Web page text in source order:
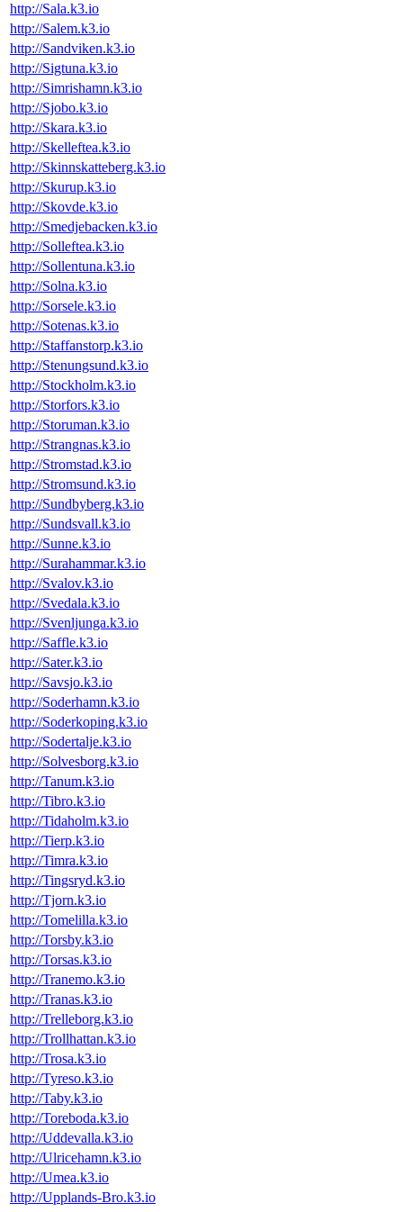
http://Sala.k3.io
http://Salem.k3.io
http://Sandviken.k3.io
http://Sigtuna.k3.io
http://Simrishamn.k3.io
http://Sjobo.k3.io
http://Skara.k3.io
http://Skelleftea.k3.io
http://Skinnskatteberg.k3.io
http://Skurup.k3.io
http://Skovde.k3.io
http://Smedjebacken.k3.io
http://Solleftea.k3.io
http://Sollentuna.k3.io
http://Solna.k3.io
http://Sorsele.k3.io
http://Sotenas.k3.io
http://Staffanstorp.k3.io
http://Stenungsund.k3.io
http://Stockholm.k3.io
http://Storfors.k3.io
http://Storuman.k3.io
http://Strangnas.k3.io
http://Stromstad.k3.io
http://Stromsund.k3.io
http://Sundbyberg.k3.io
http://Sundsvall.k3.io
http://Sunne.k3.io
http://Surahammar.k3.io
http://Svalov.k3.io
http://Svedala.k3.io
http://Svenljunga.k3.io
http://Saffle.k3.io
http://Sater.k3.io
http://Savsjo.k3.io
http://Soderhamn.k3.io
http://Soderkoping.k3.io
http://Sodertalje.k3.io
http://Solvesborg.k3.io
http://Tanum.k3.io
http://Tibro.k3.io
http://Tidaholm.k3.io
http://Tierp.k3.io
http://Timra.k3.io
http://Tingsryd.k3.io
http://Tjorn.k3.io
http://Tomelilla.k3.io
http://Torsby.k3.io
http://Torsas.k3.io
http://Tranemo.k3.io
http://Tranas.k3.io
http://Trelleborg.k3.io
http://Trollhattan.k3.io
http://Trosa.k3.io
http://Tyreso.k3.io
http://Taby.k3.io
http://Toreboda.k3.io
http://Uddevalla.k3.io
http://Ulricehamn.k3.io
http://Umea.k3.io
http://Upplands-Bro.k3.io